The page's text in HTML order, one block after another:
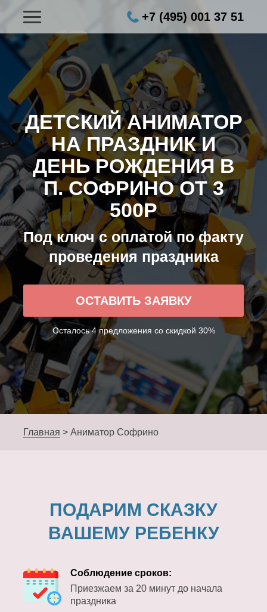
+7 (495) 001 37 51
ДЕТСКИЙ АНИМАТОР
НА ПРАЗДНИК И
ДЕНЬ РОЖДЕНИЯ В
П. СОФРИНО ОТ 3
500Р
Под ключ с оплатой по факту
проведения праздника
ОСТАВИТЬ ЗАЯВКУ
Осталось 4 предложения со скидкой 30%
Главная > Аниматор Софрино
ПОДАРИМ СКАЗКУ
ВАШЕМУ РЕБЕНКУ
Соблюдение сроков:
Приезжаем за 20 минут до начала
праздника